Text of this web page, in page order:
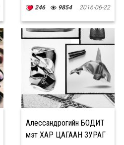
хувиргалтууд
246 9854 2016-06-22
Алессандрогийн БОДИТ
мэт ХАР ЦАГААН ЗУРАГ